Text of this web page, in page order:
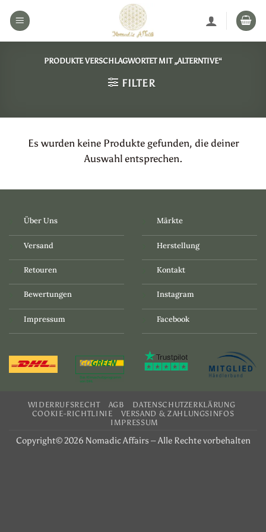
Inhalt
PRODUKTE VERSCHLAGWORTET MIT „ALTERNTIVE“
FILTER
Es wurden keine Produkte gefunden, die deiner
Auswahl entsprechen.
Über Uns
Versand
Retouren
Bewertungen
Impressum
Märkte
Herstellung
Kontakt
Instagram
Facebook
WIDERRUFSRECHT AGB
DATENSCHUTZERKLÄRUNG
COOKIE-RICHTLINIE
VERSAND & ZAHLUNGSINFOS
IMPRESSUM
Copyright© 2026 Nomadic Affairs – Alle Rechte vorbehalten